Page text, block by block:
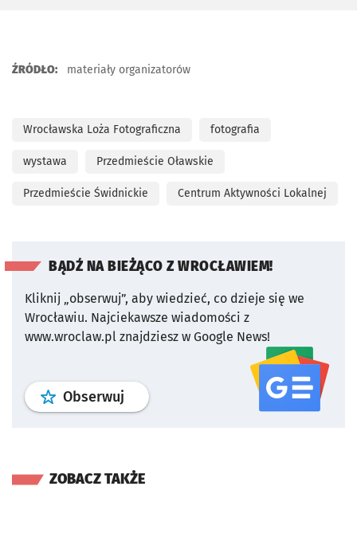
ŹRÓDŁO: materiały organizatorów
Wrocławska Loża Fotograficzna fotografia
wystawa Przedmieście Oławskie
Przedmieście Świdnickie Centrum Aktywności Lokalnej
BĄDŹ NA BIEŻĄCO Z WROCŁAWIEM!
Kliknij „obserwuj”, aby wiedzieć, co dzieje się we
Wrocławiu. Najciekawsze wiadomości z
www.wroclaw.pl znajdziesz w Google News!
Obserwuj profil serwisu
ZOBACZ TAKŻE